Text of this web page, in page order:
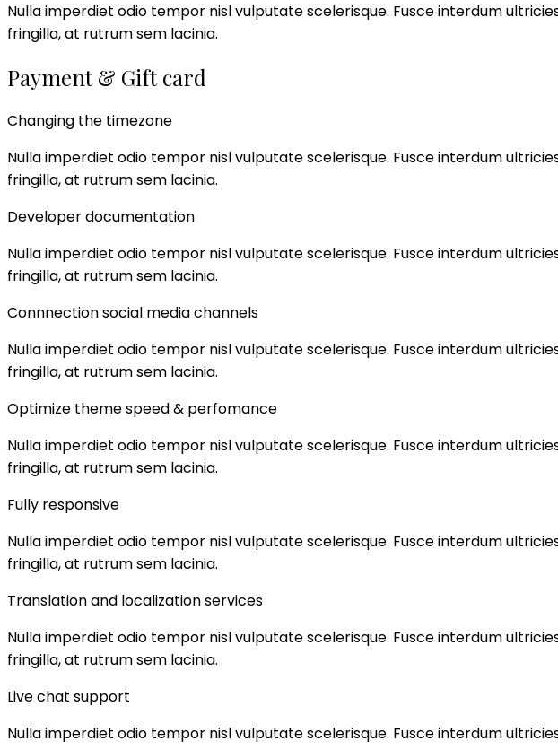
Nulla imperdiet odio tempor nisl vulputate scelerisque. Fusce interdum
fringilla, at rutrum sem lacinia.
Payment & Gift card
Changing the timezone
Nulla imperdiet odio tempor nisl vulputate scelerisque. Fusce interdum
fringilla, at rutrum sem lacinia.
Developer documentation
Nulla imperdiet odio tempor nisl vulputate scelerisque. Fusce interdum
fringilla, at rutrum sem lacinia.
Connnection social media channels
Nulla imperdiet odio tempor nisl vulputate scelerisque. Fusce interdum
fringilla, at rutrum sem lacinia.
Optimize theme speed & perfomance
Nulla imperdiet odio tempor nisl vulputate scelerisque. Fusce interdum
fringilla, at rutrum sem lacinia.
Fully responsive
Nulla imperdiet odio tempor nisl vulputate scelerisque. Fusce interdum
fringilla, at rutrum sem lacinia.
Translation and localization services
Nulla imperdiet odio tempor nisl vulputate scelerisque. Fusce interdum
fringilla, at rutrum sem lacinia.
Live chat support
Nulla imperdiet odio tempor nisl vulputate scelerisque. Fusce interdum